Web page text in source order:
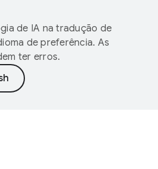
de IA na tradução de
de preferência. As
ter erros.